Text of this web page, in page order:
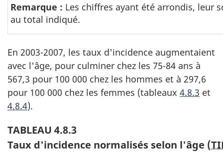
Remarque : Les chiffres ayant été arrondis, leur
au total indiqué.
En 2003-2007, les taux d'incidence augmentaient
avec l'âge, pour culminer chez les 75-84 ans à
567,3 pour 100 000 chez les hommes et à 297,6
pour 100 000 chez les femmes (tableaux 4.8.3 et
4.8.4).
TABLEAU 4.8.3
Taux d'incidence normalisés selon l'âge (